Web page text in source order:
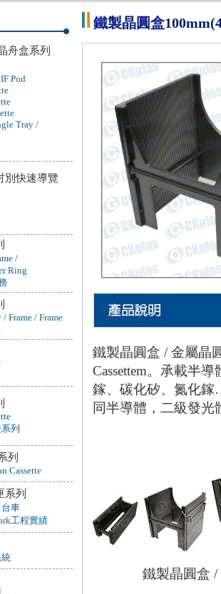
舟盒系列
Pod
Tray /
別快速導覽
/
Ring
Frame / Frame
列
列
Cassette
系列
台車
工程實績
鐵製晶圓盒
鐵製晶圓盒 / 金屬晶
Cassettem。承載半
鎵、碳化矽、氮化
同半導體，二級發光
鐵製晶圓盒